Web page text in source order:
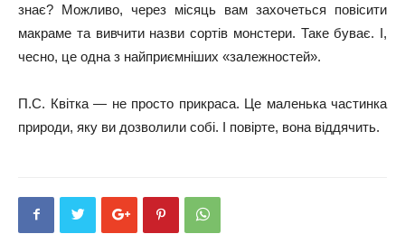
знає? Можливо, через місяць вам захочеться повісити
макраме та вивчити назви сортів монстери. Таке буває. І,
чесно, це одна з найприємніших «залежностей».
П.С. Квітка — не просто прикраса. Це маленька частинка
природи, яку ви дозволили собі. І повірте, вона віддячить.